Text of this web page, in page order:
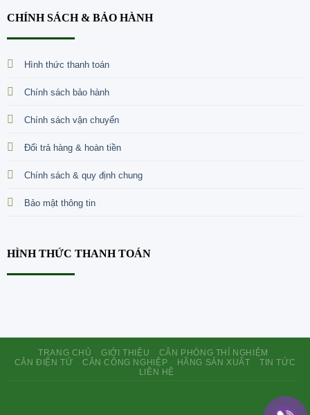
CHÍNH SÁCH & BẢO HÀNH
Hình thức thanh toán
Chính sách bảo hành
Chính sách vận chuyển
Đổi trả hàng & hoàn tiền
Chính sách & quy định chung
Bảo mật thông tin
HÌNH THỨC THANH TOÁN
TRANG CHỦ GIỚI THIỆU
CÂN PHÒNG THÍ NGHIỆM
CÂN ĐIỆN TỬ
CÂN CÔNG NGHIỆP HÃNG SẢN XUẤT
TIN TỨC
LIÊN HỆ